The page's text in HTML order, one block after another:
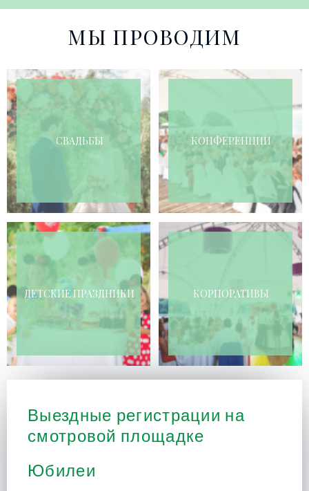
МЫ ПРОВОДИМ
СВАДЬБЫ КОНФЕРЕНЦИИ
ДЕТСКИЕ ПРАЗДНИКИ КОРПОРАТИВЫ
Выездные регистрации на
смотровой площадке
Юбилеи